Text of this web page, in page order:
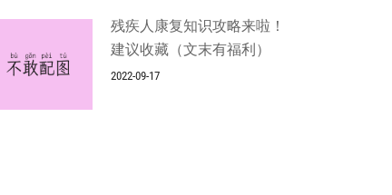
残疾人康复知识攻略来啦！
建议收藏（文末有福利）
2022-09-17